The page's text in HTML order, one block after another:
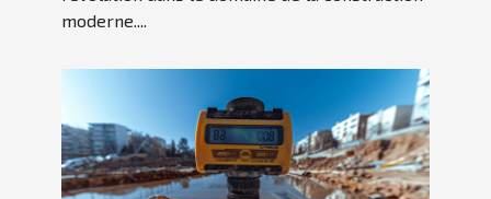
moderne....